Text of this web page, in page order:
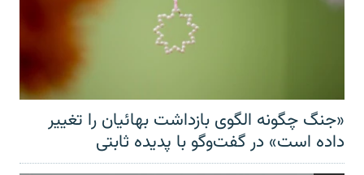
«جنگ چگونه الگوی بازداشت بهائیان را تغییر
داده است» در گفت‌وگو با پدیده ثابتی